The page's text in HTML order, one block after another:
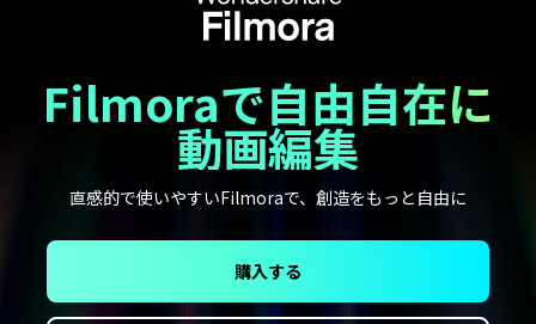
ペンツール
パスや図形を自由に描画できます。さまざまなストロ
ーク効果を適用したり、オブジェクトをパスに沿って
動かすことで、動く表現をカンタンに実現できます。
テンプレート>
厳選されたコンテンツパートナーとの提携により提供
Filmoraで自由自在に
動画編集
直感的で使いやすいFilmoraで、創造をもっと自由に
購入する